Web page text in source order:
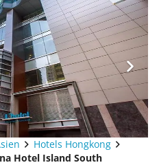
Hotels Hongkong
Hotel Island South